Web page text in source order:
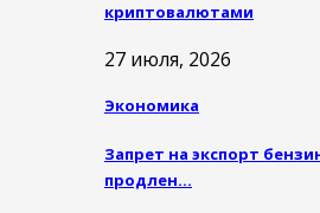
криптовалютами
27 июля, 2026
Экономика
Запрет на экспорт
продлен…